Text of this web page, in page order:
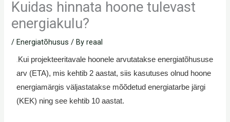
Kuidas hinnata hoone tulevast
energiakulu?
/Energiatõhusus / Byreaal
.Kui projekteeritavale hoonele arvutatakse energiatõhususe
arv (ETA), mis kehtib 2 aastat, siis kasutuses olnud hoone
energiamärgis väljastatakse mõõdetud energiatarbe järgi
(KEK) ning see kehtib 10 aastat.